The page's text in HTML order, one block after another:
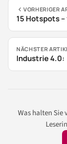
VORHERIGER
15 Hotspots
NÄCHSTER
Industrie 4.0:
Was halten Sie